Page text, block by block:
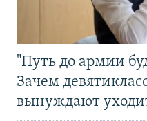
"Путь до армии
Зачем
вынуждают